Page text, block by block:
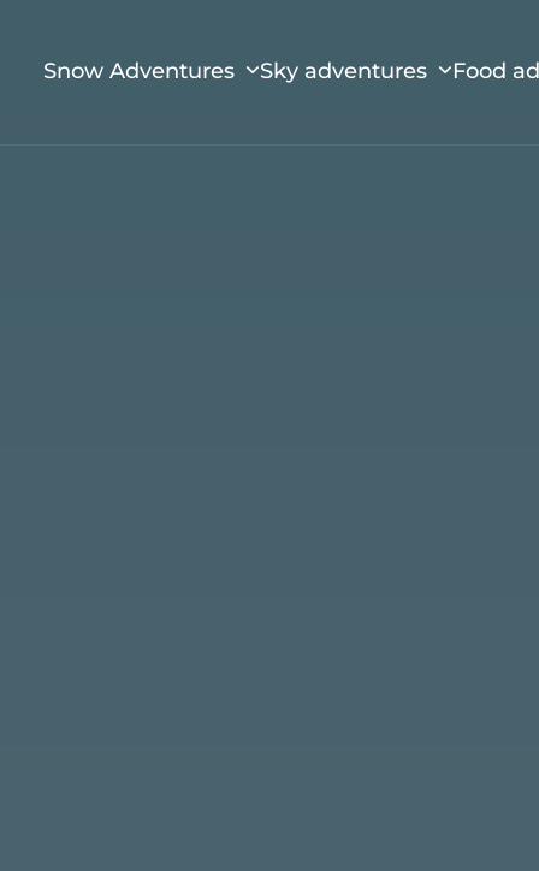
Snow Adventures Sky adventures Food